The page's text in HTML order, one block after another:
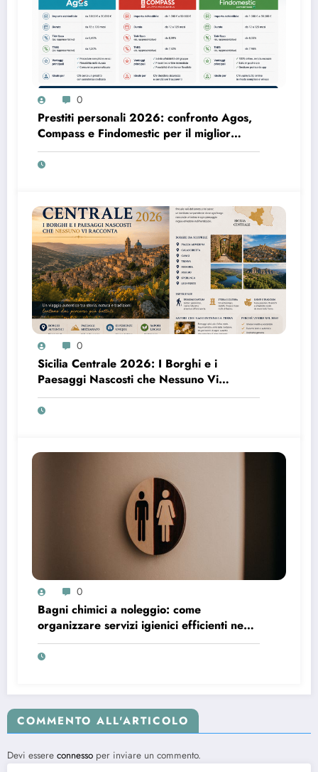
0
Prestiti personali 2026: confronto Agos,
Compass e Findomestic per il miglior
finanziamento online
0
Sicilia Centrale 2026: I Borghi e i
Paesaggi Nascosti che Nessuno Vi
Racconta
0
Bagni chimici a noleggio: come
organizzare servizi igienici efficienti negli
spazi temporanei
COMMENTO ALL'ARTICOLO
Devi essere connesso per inviare un commento.